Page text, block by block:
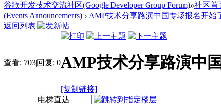
谷歌开发技术交流社区(Google Developer Group Forum)»社区首
(Events Announcements) › AMP技术分享路演中国专场报名开始
返回列表
查看: 703|回复: 0AMP技术分享路演中
[复制链接]
电梯直达